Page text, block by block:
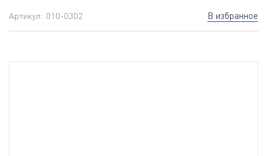
Артикул: 010-0302 В избранное